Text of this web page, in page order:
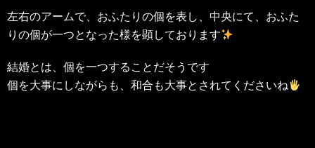
左右のアームで、おふたりの個を表し、中央にて、おふた
りの個が一つとなった様を顕しております
結婚とは、個を一つすることだそうです
個を大事にしながらも、和合も大事とされてくださいね